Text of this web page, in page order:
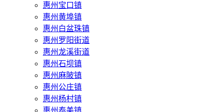
惠州宝口镇
惠州黄埠镇
惠州白盆珠镇
惠州罗阳街道
惠州龙溪街道
惠州石坝镇
惠州麻陂镇
惠州公庄镇
惠州杨村镇